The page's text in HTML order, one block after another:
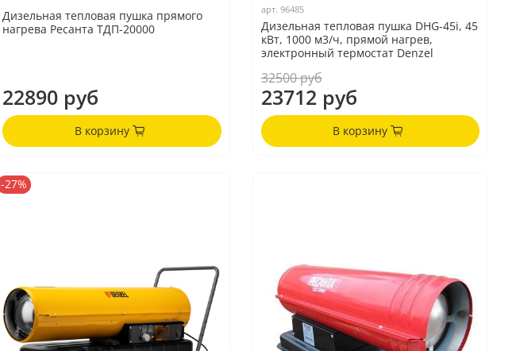
Дизельная тепловая пушка прямого
нагрева Ресанта ТДП-20000
22890 руб
В корзину
арт. 96485
Дизельная тепловая пушка DHG-45i, 45
кВт, 1000 м3/ч, прямой нагрев,
электронный термостат Denzel
32500 руб
23712 руб
В корзину
-27%